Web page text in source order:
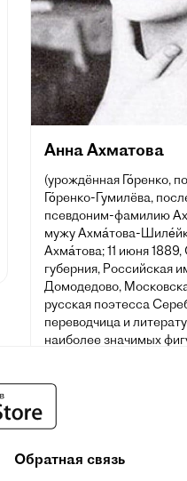
Анна Ахматова
(урождённая Го́ренко,
Го́ренко-Гумилёва,
псевдоним-фамилию
мужу Ахма́това-
Ахма́това; 11 июня
губерния, Российская
Домодедово,
русская поэтесса
переводчица и
наиболее значимых
Обратная связь